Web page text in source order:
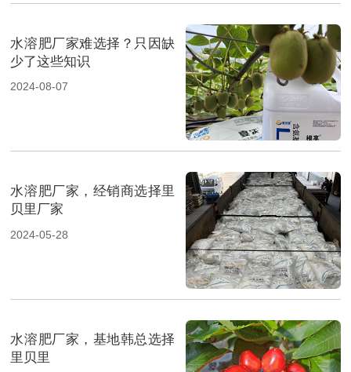
水溶肥厂家难选择？只因缺
少了这些知识
2024-08-07
水溶肥厂家，经销商选择里
贝里厂家
2024-05-28
水溶肥厂家，基地韩总选择
里贝里